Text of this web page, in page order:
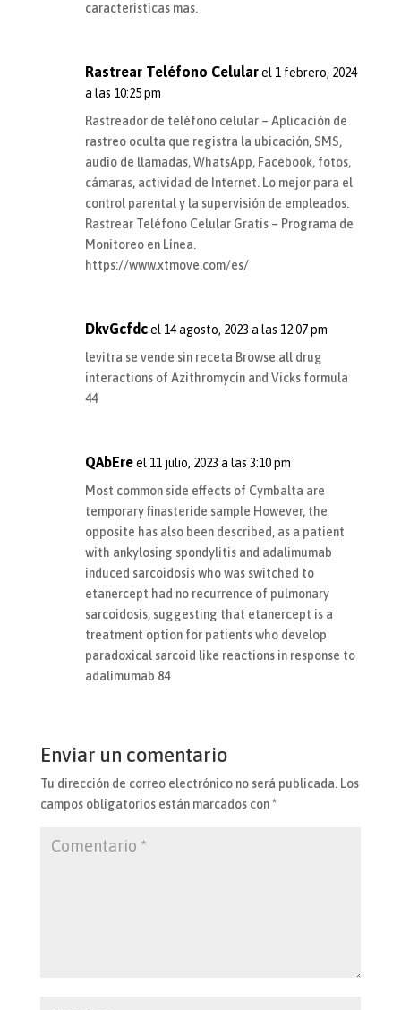
características mas.
Rastrear Teléfono Celular el 1 febrero, 2024
a las 10:25 pm
Rastreador de teléfono celular – Aplicación de
rastreo oculta que registra la ubicación, SMS,
audio de llamadas, WhatsApp, Facebook, fotos,
cámaras, actividad de Internet. Lo mejor para el
control parental y la supervisión de empleados.
Rastrear Teléfono Celular Gratis – Programa de
Monitoreo en Línea.
https://www.xtmove.com/es/
DkvGcfdc el 14 agosto, 2023 a las 12:07 pm
levitra se vende sin receta Browse all drug
interactions of Azithromycin and Vicks formula
44
QAbEre el 11 julio, 2023 a las 3:10 pm
Most common side effects of Cymbalta are
temporaryfinasteride sample However, the
opposite has also been described, as a patient
with ankylosing spondylitis and adalimumab
induced sarcoidosis who was switched to
etanercept had no recurrence of pulmonary
sarcoidosis, suggesting that etanercept is a
treatment option for patients who develop
paradoxical sarcoid like reactions in response to
adalimumab 84
Enviar un comentario
Tu dirección de correo electrónico no será publicada. Los
campos obligatorios están marcados con*